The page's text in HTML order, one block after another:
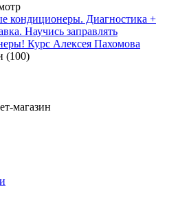
кондиционеры. Диагностика +
Научись заправлять
Курс Алексея Пахомова
(100)
магазин